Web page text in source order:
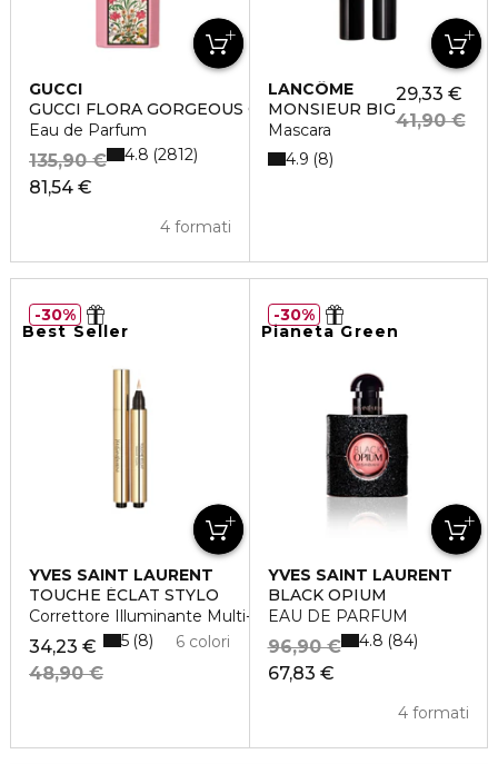
GUCCI
GUCCI FLORA GORGEOUS GARDENIA
Eau de Parfum
81,54 €
135,90 €
4 formati
4.8 2812
LANCÔME
MONSIEUR BIG
Mascara
29,33 €
41,90 €
4.9 8
Best Seller
YVES SAINT LAURENT
TOUCHE ÉCLAT STYLO
Correttore Illuminante Multi-Uso
34,23 €
48,90 €
6 colori
5 8
30%
Pianeta Green
YVES SAINT LAURENT
BLACK OPIUM
EAU DE PARFUM
67,83 €
96,90 €
4 formati
4.8 84
30%